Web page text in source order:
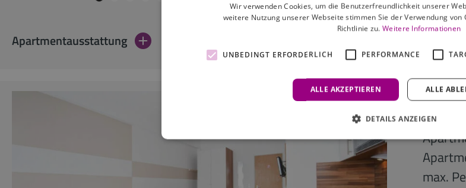
Apartmentausstattung
max.
Wir verwenden Cookies, um die Benutzerfreundlichkeit unserer
weitere Nutzung unserer Webseite stimmen Sie der Verwendung von
Richtlinie zu.Weitere Informationen
UNBEDINGT ERFORDERLICH PERFORMANCE
ALLE AKZEPTIEREN ALLE
DETAILS ANZEIGEN